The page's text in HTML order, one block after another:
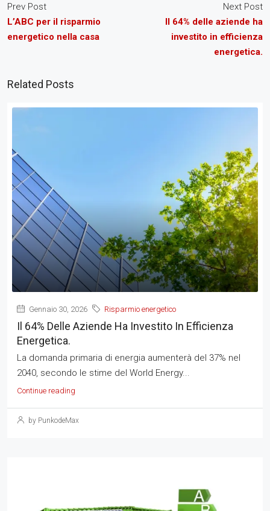
Prev Post
L’ABC per il risparmio
energetico nella casa
Next Post
Il 64% delle aziende ha
investito in efficienza
energetica.
Related Posts
Gennaio 30, 2026 Risparmio energetico
Il 64% Delle Aziende Ha Investito In Efficienza
Energetica.
La domanda primaria di energia aumenterà del 37% nel
2040, secondo le stime del World Energy...
Continue reading
by PunkodeMax